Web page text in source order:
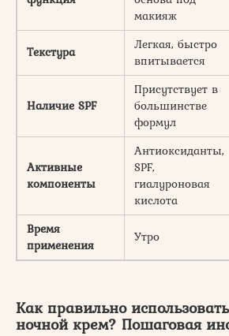
макияж
Текстура
Легкая, быстро
впитывается
Наличие SPF
Присутствует в
большинстве
формул
Активные
компоненты
Антиоксиданты,
SPF,
гиалуроновая
кислота
Время
применения
Утро
Как правильно
ночной крем? Пошаговая